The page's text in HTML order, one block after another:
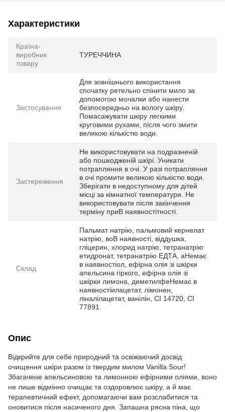
Характеристики
Країна-
виробник
товару
ТУРЕЧЧИНА
Застосування
Для зовнішнього використання
спочатку ретельно спінити мило за
допомогою мочалки або нанести
безпосередньо на вологу шкіру.
Помасажувати шкіру легкими
круговими рухами, після чого змити
великою кількістю води.
Застереження
Не використовувати на подразненій
або пошкодженій шкірі. Уникати
потрапляння в очі. У разі потрапляння
в очі промити великою кількістю води.
Зберігати в недоступному для дітей
місці за кімнатної температури. Не
використовувати після закінчення
терміну приВ наявностітності.
Склад
Пальмат натрію, пальмовий кернелат
натрію, воВ наявності, віддушка,
гліцерин, хлорид натрію, тетранатрію
етидронат, тетранатрію ЕДТА, аНемає
в наявностіол, ефірна олія зі шкірки
апельсина гіркого, ефірна олія зі
шкірки лимона, диметилфеНемає в
наявностіилацетат, лімонен,
ліналілацетат, ванілін, CI 14720, CI
77891.
Опис
Відкрийте для себе природний та освіжаючий досвід
очищення шкіри разом із твердим милом Vanilla Sour!
Збагачене апельсиновою та лимонною ефірними оліями, воно
не лише відмінно очищає та оздоровлює шкіру, а й має
терапевтичний ефект, допомагаючи вам розслабитися та
оновитися після насиченого дня. Запашна рясна піна, що